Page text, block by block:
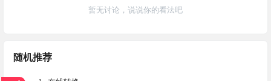
暂无讨论，说说你的看法吧
随机推荐